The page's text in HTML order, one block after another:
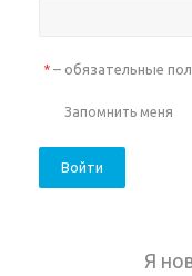
* – обязательные
Запомнить меня
Войти
Я